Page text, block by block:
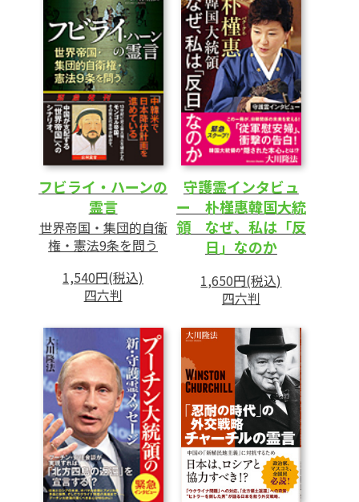
あとがき
フビライ・ハーンの
霊言
世界帝国・集団的自衛
権・憲法9条を問う
1,540円(税込)
四六判
守護霊インタビュ
ー 朴槿惠韓国大統
領 なぜ、私は「反
日」なのか
1,650円(税込)
四六判